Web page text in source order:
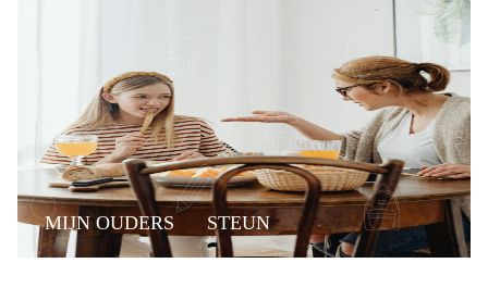
MIJN OUDERS STEUN